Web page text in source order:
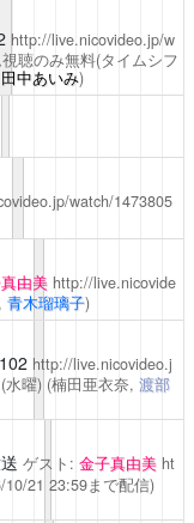
http://live.nicovideo.jp/w
聴のみ無料(タイムシフ
田中あいみ)
watch/1473805
由美 http://live.nicovide
, 青木瑠璃子)
http://live.nicovideo.j
水曜) (楠田亜衣奈, 渡部
ゲスト: 金子真由美 ht
21 23:59まで配信)